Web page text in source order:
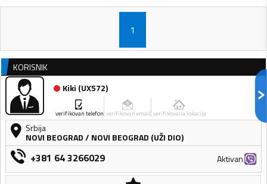
1
KORISNIK
Kiki (UX572)
verifikovan telefon verifikovan email verifikovana lokacija
Srbija
NOVI BEOGRAD/ NOVI BEOGRAD (UŽI DIO)
+381 64 3266029 Aktivan